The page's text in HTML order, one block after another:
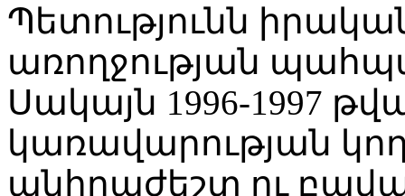
Պետությունն
առողջության
Սակայն 1996-1997
կառավարության
անհրաժեշտ ու